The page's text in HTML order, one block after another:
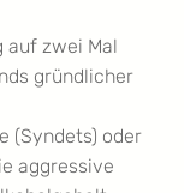
auf zwei Mal
gründlicher
(Syndets) oder
aggressive